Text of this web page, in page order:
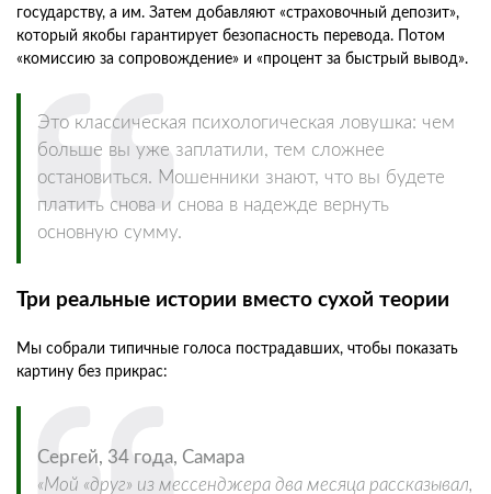
государству, а им. Затем добавляют «страховочный депозит»,
который якобы гарантирует безопасность перевода. Потом
«комиссию за сопровождение» и «процент за быстрый вывод».
Это классическая психологическая ловушка: чем
больше вы уже заплатили, тем сложнее
остановиться. Мошенники знают, что вы будете
платить снова и снова в надежде вернуть
основную сумму.
Три реальные истории вместо сухой теории
Мы собрали типичные голоса пострадавших, чтобы показать
картину без прикрас:
Сергей, 34 года, Самара
«Мой «друг» из мессенджера два месяца рассказывал,